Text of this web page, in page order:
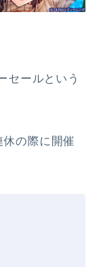
セールという
の際に開催